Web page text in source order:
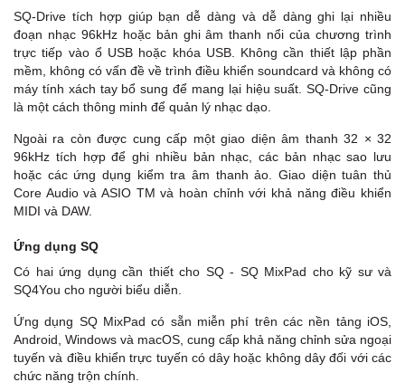
SQ-Drive tích hợp giúp bạn dễ dàng và dễ dàng ghi lại nhiều
đoạn nhạc 96kHz hoặc bản ghi âm thanh nổi của chương trình
trực tiếp vào ổ USB hoặc khóa USB. Không cần thiết lập phần
mềm, không có vấn đề về trình điều khiển soundcard và không có
máy tính xách tay bổ sung để mang lại hiệu suất. SQ-Drive cũng
là một cách thông minh để quản lý nhạc dạo.
Ngoài ra còn được cung cấp một giao diện âm thanh 32 × 32
96kHz tích hợp để ghi nhiều bản nhạc, các bản nhạc sao lưu
hoặc các ứng dụng kiểm tra âm thanh ảo. Giao diện tuân thủ
Core Audio và ASIO TM và hoàn chỉnh với khả năng điều khiển
MIDI và DAW.
Ứng dụng SQ
Có hai ứng dụng cần thiết cho SQ - SQ MixPad cho kỹ sư và
SQ4You cho người biểu diễn.
Ứng dụng SQ MixPad có sẵn miễn phí trên các nền tảng iOS,
Android, Windows và macOS, cung cấp khả năng chỉnh sửa ngoại
tuyến và điều khiển trực tuyến có dây hoặc không dây đối với các
chức năng trộn chính.